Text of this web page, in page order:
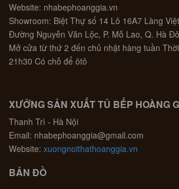
Website: nhabephoanggia.vn
Showroom: Biệt Thự số 14 Lô 16A7 Làng
Đường Nguyễn Văn Lộc, P. Mỗ Lao, Q. Hà
Mở cửa từ thứ 2 đến chủ nhật hàng tuần
21h30 Có chỗ để ôtô
XƯỞNG SẢN XUẤT TỦ BẾP HOÀNG
Thanh Trì - Hà Nội
Email: nhabephoanggia@gmail.com
Website: xuongnoithathoanggia.vn
BẢN ĐỒ